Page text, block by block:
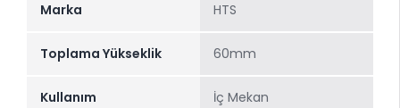
Marka HTS
Toplama Yükseklik 60mm
Kullanım İç Mekan